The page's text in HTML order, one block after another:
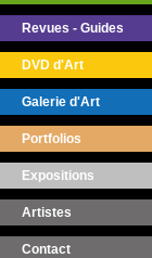
Revues - Guides
DVD d'Art
Galerie d'Art
Portfolios
Expositions
Artistes
Contact